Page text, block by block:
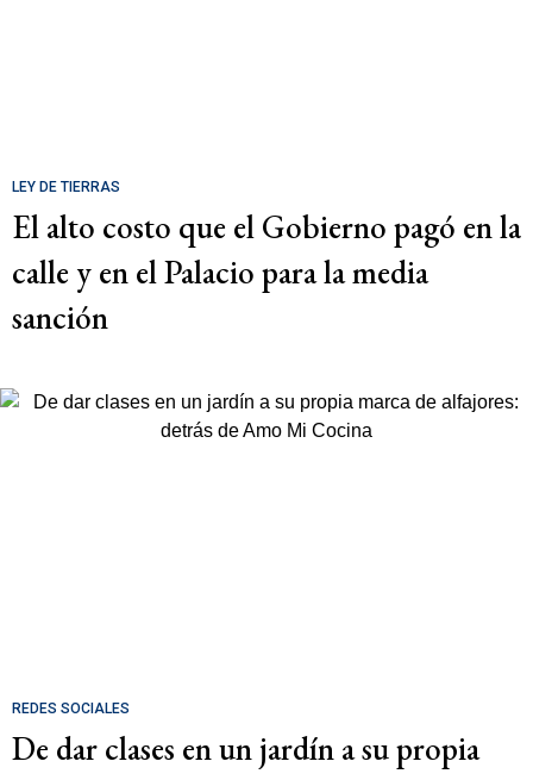
LEY DE TIERRAS
El alto costo que el Gobierno pagó en la
calle y en el Palacio para la media
sanción
REDES SOCIALES
De dar clases en un jardín a su propia